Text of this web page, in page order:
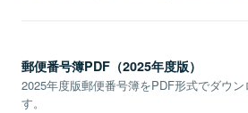
郵便番号簿PDF（2025年度版）
2025年度版郵便番号簿をPDF形式でダウン
す。